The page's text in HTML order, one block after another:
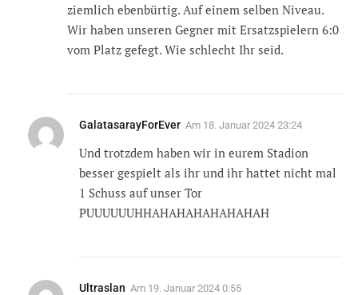
ziemlich ebenbürtig. Auf einem selben Niveau.
Wir haben unseren Gegner mit Ersatzspielern 6:0
vom Platz gefegt. Wie schlecht Ihr seid.
GalatasarayForEver Am 18. Januar 2024 23:24
Und trotzdem haben wir in eurem Stadion
besser gespielt als ihr und ihr hattet nicht mal
1 Schuss auf unser Tor
PUUUUUUHHAHAHAHAHAHAHAH
Ultraslan Am 19. Januar 2024 0:55